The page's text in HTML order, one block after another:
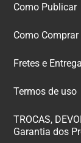
Como Publicar
Como Comprar
Fretes e
Termos de uso
TROCAS,
Garantia dos